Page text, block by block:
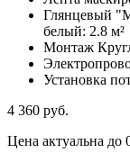
Глянцевый
белый: 2.8 м²
Монтаж
Установка
4 360 руб.
Цена актуальна до